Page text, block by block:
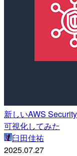
新しいAWS
可視化してみた
臼田佳祐
2025.07.27